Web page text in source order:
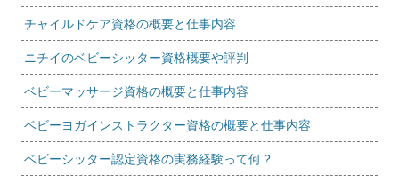
チャイルドケア資格の概要と仕事内容
ニチイのベビーシッター資格概要や評判
ベビーマッサージ資格の概要と仕事内容
ベビーヨガインストラクター資格の概要と仕事内容
ベビーシッター認定資格の実務経験って何？